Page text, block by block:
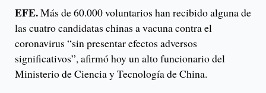
EFE.Más de 60.000 voluntarios han recibido alguna de
las cuatro candidatas chinas a vacuna contra el
coronavirus “sin presentar efectos adversos
significativos”, afirmó hoy un alto funcionario del
Ministerio de Ciencia y Tecnología de China.